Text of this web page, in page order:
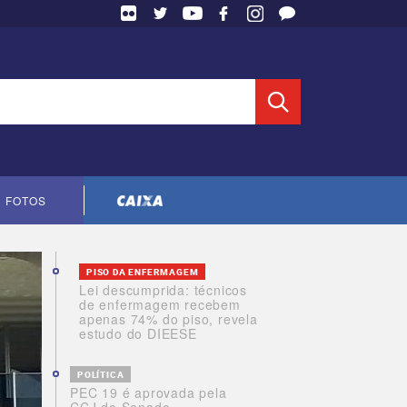
FOTOS Cópia do contrato CNTS-CEF-2023
Lei descumprida: técnicos
de enfermagem recebem
apenas 74% do piso, revela
estudo do DIEESE
PISO DA ENFERMAGEM
PEC 19 é aprovada pela
POLÍTICA